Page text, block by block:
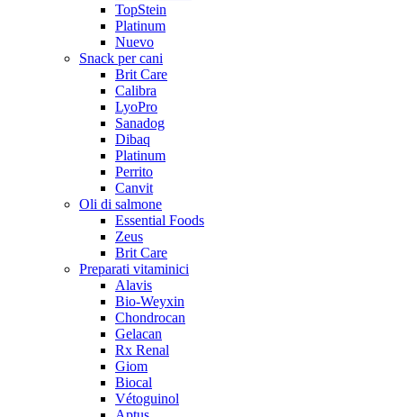
TopStein
Platinum
Nuevo
Snack per cani
Brit Care
Calibra
LyoPro
Sanadog
Dibaq
Platinum
Perrito
Canvit
Oli di salmone
Essential Foods
Zeus
Brit Care
Preparati vitaminici
Alavis
Bio-Weyxin
Chondrocan
Gelacan
Rx Renal
Giom
Biocal
Vétoguinol